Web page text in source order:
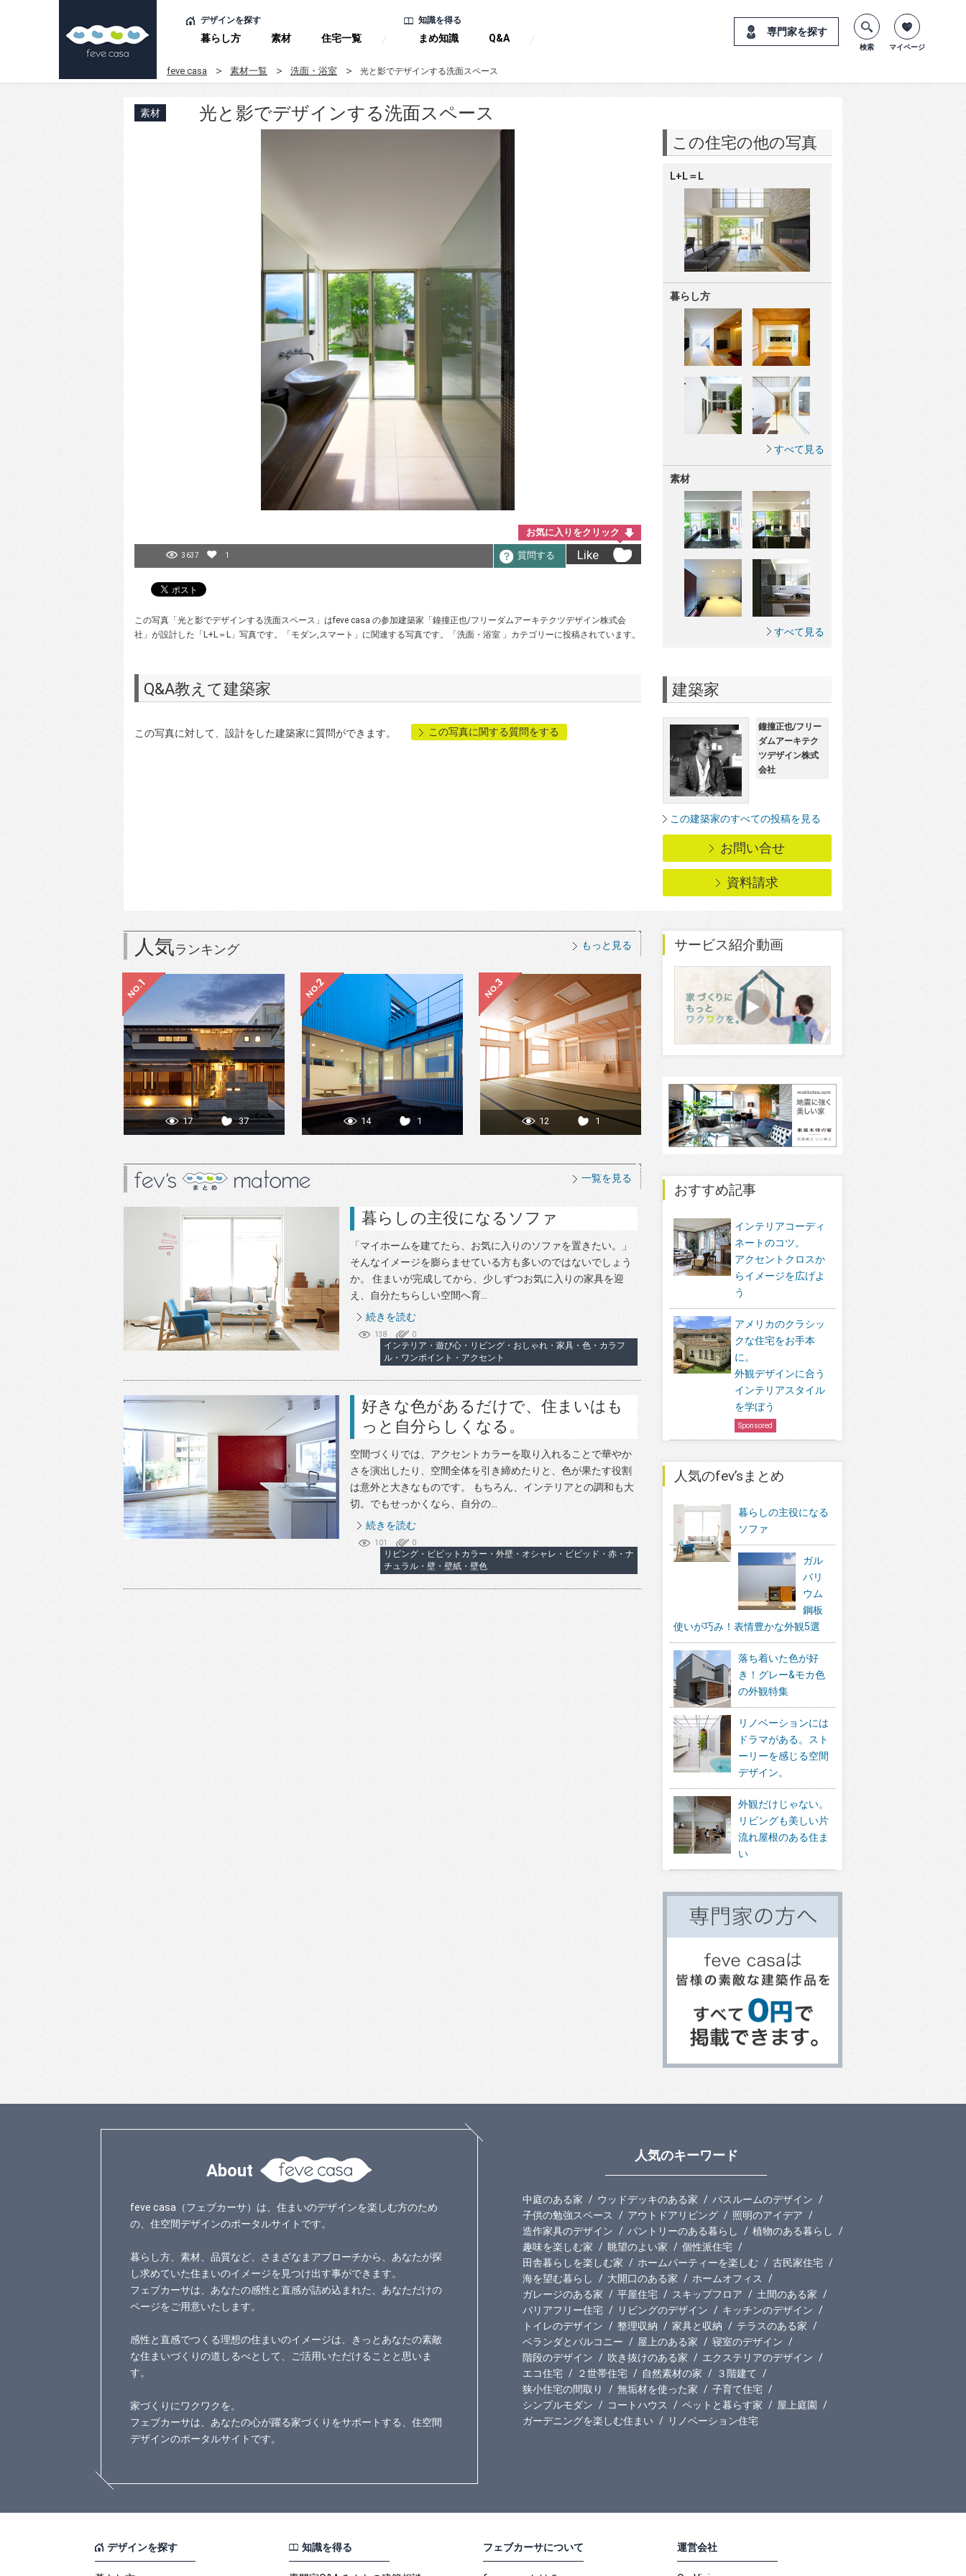
デザインを探す
暮らし方 素材 住宅一覧
知識を得る
まめ知識 Q&A
専門家を探す
検索 マイページ
feve casa 素材一覧 洗面・浴室 光と影でデザインする洗面スペース
素材 光と影でデザインする洗面スペース
お気に入りをクリック
3637 1 質問する Like
この写真「光と影でデザインする洗面スペース」はfeve casa の参加建築家「鐘撞正也/フリーダムアーキテクツデザイン株式会
社」が設計した「L+L＝L」写真です。「モダン,スマート」に関連する写真です。「洗面・浴室 」カテゴリーに投稿されています。
Q&A教えて建築家
この写真に対して、設計をした建築家に質問ができます。 この写真に関する質問をする
この住宅の他の写真
L+L＝L
暮らし方
すべて見る
素材
すべて見る
建築家
鐘撞正也/フリー
ダムアーキテク
ツデザイン株式
会社
この建築家のすべての投稿を見る
お問い合せ
資料請求
人気ランキング もっと見る
17 37 14 1 12 1
一覧を見る
暮らしの主役になるソファ
「マイホームを建てたら、お気に入りのソファを置きたい。」
そんなイメージを膨らませている方も多いのではないでしょう
か。 住まいが完成してから、少しずつお気に入りの家具を迎
え、自分たちらしい空間へ育...
続きを読む
138 0
インテリア・遊び心・リビング・おしゃれ・家具・色・カラフ
ル・ワンポイント・アクセント
好きな色があるだけで、住まいはも
っと自分らしくなる。
空間づくりでは、アクセントカラーを取り入れることで華やか
さを演出したり、空間全体を引き締めたりと、色が果たす役割
は意外と大きなものです。 もちろん、インテリアとの調和も大
切。でもせっかくなら、自分の...
続きを読む
101 0
リビング・ビビットカラー・外壁・オシャレ・ビビッド・赤・ナ
チュラル・壁・壁紙・壁色
サービス紹介動画
おすすめ記事
インテリアコーディ
ネートのコツ。
アクセントクロスか
らイメージを広げよ
う
アメリカのクラシッ
クな住宅をお手本
に。
外観デザインに合う
インテリアスタイル
を学ぼう
Sponsored
人気のfev’sまとめ
暮らしの主役になる
ソファ
ガル
バリ
ウム
鋼板
使いが巧み！表情豊かな外観5選
落ち着いた色が好
き！グレー&モカ色
の外観特集
リノベーションには
ドラマがある。スト
ーリーを感じる空間
デザイン。
外観だけじゃない。
リビングも美しい片
流れ屋根のある住ま
い
About
feve casa（フェブカーサ）は、住まいのデザインを楽しむ方のため
の、住空間デザインのポータルサイトです。
暮らし方、素材、品質など、さまざなまアプローチから、あなたが探
し求めていた住まいのイメージを見つけ出す事ができます。
フェブカーサは、あなたの感性と直感が詰め込まれた、あなただけの
ページをご用意いたします。
感性と直感でつくる理想の住まいのイメージは、きっとあなたの素敵
な住まいづくりの道しるべとして、ご活用いただけることと思いま
す。
家づくりにワクワクを。
フェブカーサは、あなたの心が躍る家づくりをサポートする、住空間
デザインのポータルサイトです。
人気のキーワード
中庭のある家 ウッドデッキのある家
バスルームのデザイン
子供の勉強スペース
アウトドアリビング
照明のアイデア
造作家具のデザイン
パントリーのある暮らし
植物のある暮らし
趣味を楽しむ家
眺望のよい家
個性派住宅
田舎暮らしを楽しむ家
ホームパーティーを楽しむ
古民家住宅
海を望む暮らし
大開口のある家
ホームオフィス
ガレージのある家
平屋住宅 スキップフロア
土間のある家
バリアフリー住宅
リビングのデザイン
キッチンのデザイン
トイレのデザイン
整理収納 家具と収納
テラスのある家
ベランダとバルコニー
屋上のある家
寝室のデザイン
階段のデザイン
吹き抜けのある家
エクステリアのデザイン
エコ住宅
２世帯住宅 自然素材の家
３階建て
狭小住宅の間取り
無垢材を使った家
子育て住宅
シンプルモダン
コートハウス ペットと暮らす家
屋上庭園
ガーデニングを楽しむ住まい
リノベーション住宅
デザインを探す 知識を得る フェブカーサについて 運営会社